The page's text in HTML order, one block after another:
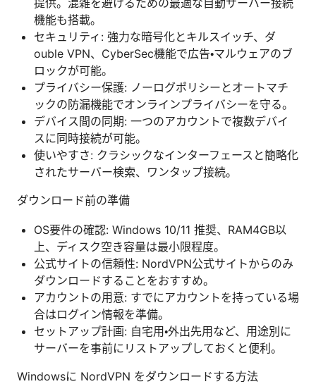
機能も搭載。
セキュリティ: 強力な暗号化とキルスイッチ、ダ
ouble VPN、CyberSec機能で広告・マルウェアのブ
ロックが可能。
プライバシー保護: ノーログポリシーとオートマチ
ックの防漏機能でオンラインプライバシーを守る。
デバイス間の同期: 一つのアカウントで複数デバイ
スに同時接続が可能。
使いやすさ: クラシックなインターフェースと簡略化
されたサーバー検索、ワンタップ接続。
ダウンロード前の準備
OS要件の確認: Windows 10/11 推奨、RAM4GB以
上、ディスク空き容量は最小限程度。
公式サイトの信頼性: NordVPN公式サイトからのみ
ダウンロードすることをおすすめ。
アカウントの用意: すでにアカウントを持っている場
合はログイン情報を準備。
セットアップ計画: 自宅用・外出先用など、用途別に
サーバーを事前にリストアップしておくと便利。
Windowsに NordVPN をダウンロードする方法